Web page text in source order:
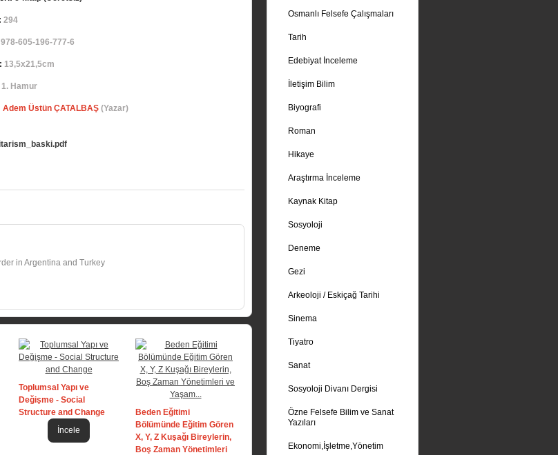
Osmanlı Felsefe Çalışmaları
Tarih
Edebiyat İnceleme
İletişim Bilim
Biyografi
Roman
Hikaye
Araştırma İnceleme
Kaynak Kitap
Sosyoloji
Deneme
Gezi
Arkeoloji / Eskiçağ Tarihi
Sinema
Tiyatro
Sanat
Sosyoloji Divanı Dergisi
Özne Felsefe Bilim ve Sanat
Yazıları
Ekonomi,İşletme,Yönetim
294
978-605-196-777-6
13,5x21,5cm
1. Hamur
Adem Üstün ÇATALBAŞ (Yazar)
in Argentina and Turkey
Toplumsal Yapı ve
Değişme - Social
Structure and Change
İncele
Beden Eğitimi
Bölümünde Eğitim Gören
X, Y, Z Kuşağı Bireylerin,
Boş Zaman Yönetimleri